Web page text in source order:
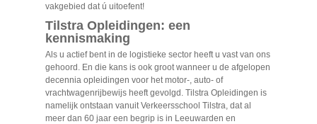
vakgebied dat ú uitoefent!
Tilstra Opleidingen: een
kennismaking
Als u actief bent in de logistieke sector heeft u vast van ons
gehoord. En die kans is ook groot wanneer u de afgelopen
decennia opleidingen voor het motor-, auto- of
vrachtwagenrijbewijs heeft gevolgd. Tilstra Opleidingen is
namelijk ontstaan vanuit Verkeersschool Tilstra, dat al
meer dan 60 jaar een begrip is in Leeuwarden en